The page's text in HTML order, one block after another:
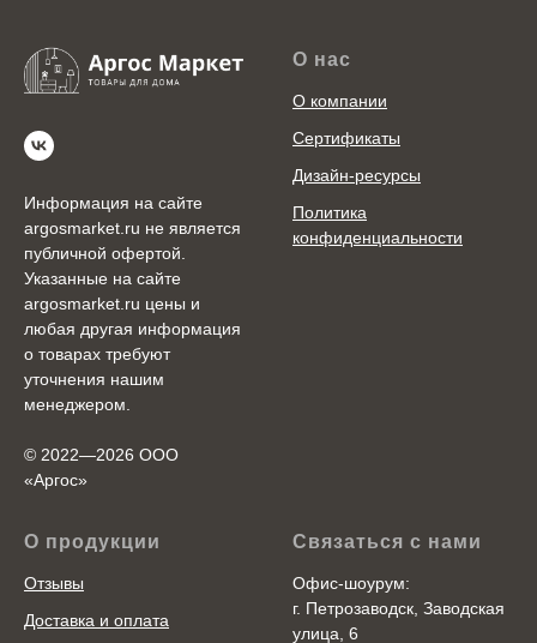
Информация на сайте
argosmarket.ru не является
публичной офертой.
Указанные на сайте
argosmarket.ru цены и
любая другая информация
о товарах требуют
уточнения нашим
менеджером.
© 2022—2026 ООО
«Аргоc»
О нас
О компании
Сертификаты
Дизайн-ресурсы
Политика
конфиденциальности
О продукции
Отзывы
Доставка и оплата
Связаться с нами
Офис-шоурум:
г. Петрозаводск, Заводская
улица, 6